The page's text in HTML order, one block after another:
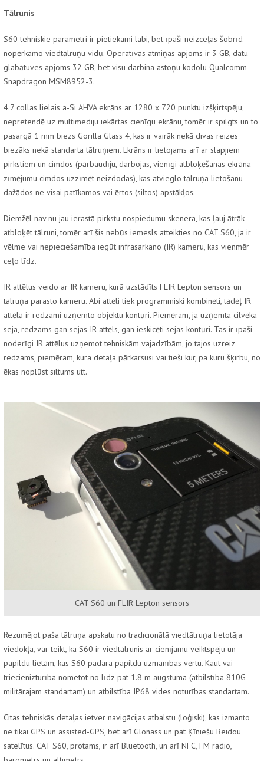
Tālrunis
S60 tehniskie parametri ir pietiekami labi, bet īpaši neizceļas šobrīd
nopērkamo viedtālruņu vidū. Operatīvās atmiņas apjoms ir 3 GB, datu
glabātuves apjoms 32 GB, bet visu darbina astoņu kodolu Qualcomm
Snapdragon MSM8952-3.
4.7 collas lielais a-Si AHVA ekrāns ar 1280 x 720 punktu izšķirtspēju,
nepretendē uz multimediju iekārtas cienīgu ekrānu, tomēr ir spilgts un to
pasargā 1 mm biezs Gorilla Glass 4, kas ir vairāk nekā divas reizes
biezāks nekā standarta tālruņiem. Ekrāns ir lietojams arī ar slapjiem
pirkstiem un cimdos (pārbaudīju, darbojas, vienīgi atbloķēšanas ekrāna
zīmējumu cimdos uzzīmēt neizdodas), kas atvieglo tālruņa lietošanu
dažādos ne visai patīkamos vai ērtos (siltos) apstākļos.
Diemžēl nav nu jau ierastā pirkstu nospiedumu skenera, kas ļauj ātrāk
atbloķēt tālruni, tomēr arī šis nebūs iemesls atteikties no CAT S60, ja ir
vēlme vai nepieciešamība iegūt infrasarkano (IR) kameru, kas vienmēr
ceļo līdz.
IR attēlus veido ar IR kameru, kurā uzstādīts FLIR Lepton sensors un
tālruņa parasto kameru. Abi attēli tiek programmiski kombinēti, tādēļ IR
attēlā ir redzami uzņemto objektu kontūri. Piemēram, ja uzņemta cilvēka
seja, redzams gan sejas IR attēls, gan ieskicēti sejas kontūri. Tas ir īpaši
noderīgi IR attēlus uzņemot tehniskām vajadzībām, jo tajos uzreiz
redzams, piemēram, kura detaļa pārkarsusi vai tieši kur, pa kuru šķirbu, no
ēkas noplūst siltums utt.
CAT S60 un FLIR Lepton sensors
Rezumējot paša tālruņa apskatu no tradicionālā viedtālruņa lietotāja
viedokļa, var teikt, ka S60 ir viedtālrunis ar cienījamu veiktspēju un
papildu lietām, kas S60 padara papildu uzmanības vērtu. Kaut vai
triecienizturība nometot no līdz pat 1.8 m augstuma (atbilstība 810G
militārajam standartam) un atbilstība IP68 vides noturības standartam.
Citas tehniskās detaļas ietver navigācijas atbalstu (loģiski), kas izmanto
ne tikai GPS un assisted-GPS, bet arī Glonass un pat Ķīniešu Beidou
satelītus. CAT S60, protams, ir arī Bluetooth, un arī NFC, FM radio,